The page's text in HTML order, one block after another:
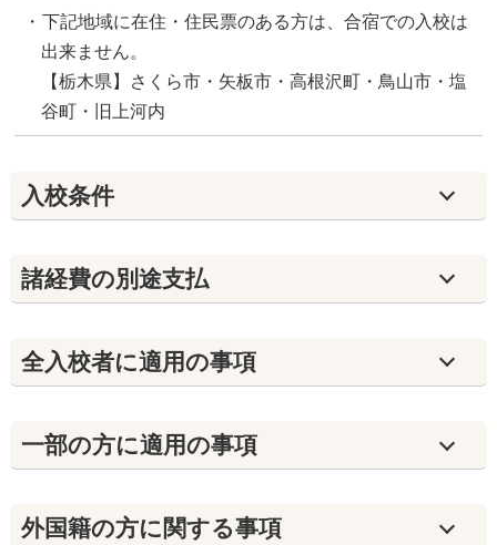
下記地域に在住・住民票のある方は、合宿での入校は
出来ません。
【栃木県】さくら市・矢板市・高根沢町・鳥山市・塩
谷町・旧上河内
入校条件
諸経費の別途支払
全入校者に適用の事項
⼀部の方に適用の事項
外国籍の方に関する事項